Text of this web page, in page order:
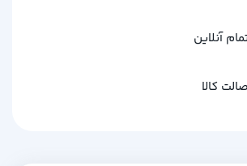
آنلاین
کالا